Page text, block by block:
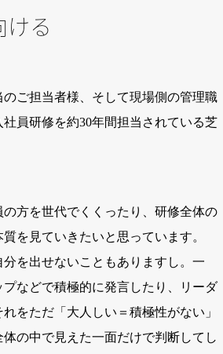
る
ご担当者様、そして現場側の管理職
員研修を約30年間担当されている芝
方を世代でくくったり、研修全体の
を見ていきたいと思っています。
を出せないこともありますし。一
などで積極的に発言したり、リーダ
をただ「大人しい＝積極性がない」
の中で見えた一面だけで判断してし